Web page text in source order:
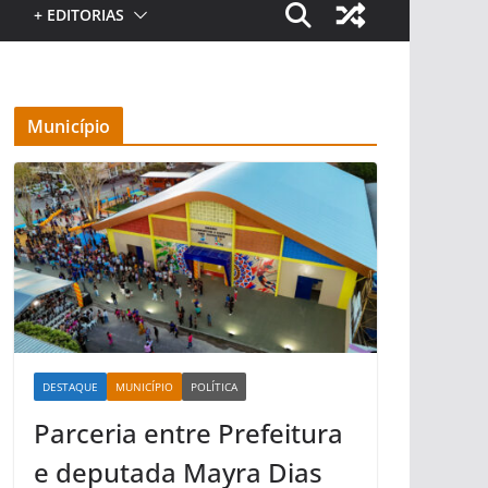
+ EDITORIAS
Município
DESTAQUE MUNICÍPIO POLÍTICA
Parceria entre Prefeitura
e deputada Mayra Dias